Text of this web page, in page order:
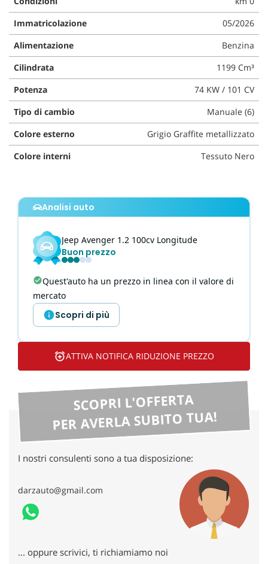
Immatricolazione
05/2026
Alimentazione
Benzina
Cilindrata
1199 Cm³
Potenza
74 KW / 101 CV
Tipo di cambio
Manuale (6)
Colore esterno
Grigio Graffite metallizzato
Colore interni
Tessuto Nero
Analisi auto
Jeep Avenger 1.2 100cv Longitude
Buon prezzo
Quest'auto ha un prezzo in linea con il valore di
mercato
Scopri di più
ATTIVA NOTIFICA RIDUZIONE PREZZO
SCOPRI L'OFFERTA
PER AVERLA SUBITO TUA!
I nostri consulenti sono a tua disposizione:
darzauto@gmail.com
... oppure scrivici, ti richiamiamo noi
questi
strumenti
di
tracciamento
si
rimanda
alla
cookie
policy.
Puoi
rivedere
e
modificare
in
qualsiasi
Cookie necessari
Cookie delle preferenze
Cookie per il miglioramento dell'esperienza utente
Cookie analitici
Cookie di marketing
la
cookie
policy
le